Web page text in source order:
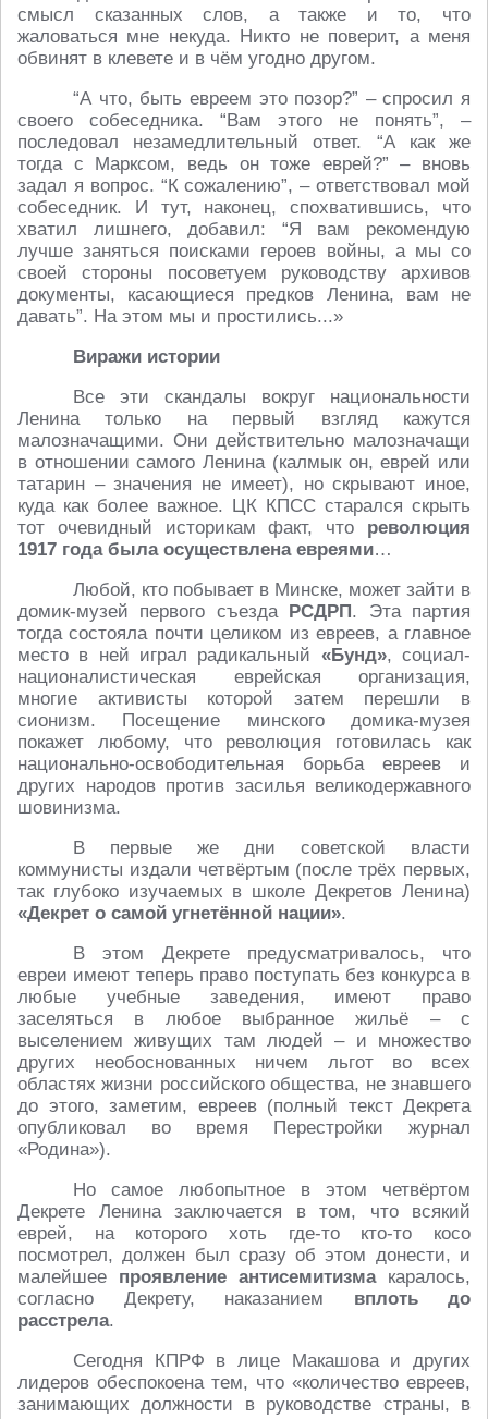
смысл сказанных слов, а также и то, что
жаловаться мне некуда. Никто не поверит, а меня
обвинят в клевете и в чём угодно другом.
“А что, быть евреем это позор?” – спросил я
своего собеседника. “Вам этого не понять”, –
последовал незамедлительный ответ. “А как же
тогда с Марксом, ведь он тоже еврей?” – вновь
задал я вопрос. “К сожалению”, – ответствовал мой
собеседник. И тут, наконец, спохватившись, что
хватил лишнего, добавил: “Я вам рекомендую
лучше заняться поисками героев войны, а мы со
своей стороны посоветуем руководству архивов
документы, касающиеся предков Ленина, вам не
давать”. На этом мы и простились...»
Виражи истории
Все эти скандалы вокруг национальности
Ленина только на первый взгляд кажутся
малозначащими. Они действительно малозначащи
в отношении самого Ленина (калмык он, еврей или
татарин – значения не имеет), но скрывают иное,
куда как более важное. ЦК КПСС старался скрыть
тот очевидный историкам факт, что революция
1917 года была осуществлена евреями…
Любой, кто побывает в Минске, может зайти в
домик-музей первого съезда РСДРП. Эта партия
тогда состояла почти целиком из евреев, а главное
место в ней играл радикальный «Бунд», социал-
националистическая еврейская организация,
многие активисты которой затем перешли в
сионизм. Посещение минского домика-музея
покажет любому, что революция готовилась как
национально-освободительная борьба евреев и
других народов против засилья великодержавного
шовинизма.
В первые же дни советской власти
коммунисты издали четвёртым (после трёх первых,
так глубоко изучаемых в школе Декретов Ленина)
«Декрет о самой угнетённой нации».
В этом Декрете предусматривалось, что
евреи имеют теперь право поступать без конкурса в
любые учебные заведения, имеют право
заселяться в любое выбранное жильё – с
выселением живущих там людей – и множество
других необоснованных ничем льгот во всех
областях жизни российского общества, не знавшего
до этого, заметим, евреев (полный текст Декрета
опубликовал во время Перестройки журнал
«Родина»).
Но самое любопытное в этом четвёртом
Декрете Ленина заключается в том, что всякий
еврей, на которого хоть где-то кто-то косо
посмотрел, должен был сразу об этом донести, и
малейшее проявление антисемитизмакаралось,
согласно Декрету, наказанием вплоть до
расстрела.
Сегодня КПРФ в лице Макашова и других
лидеров обеспокоена тем, что «количество евреев,
занимающих должности в руководстве страны, в